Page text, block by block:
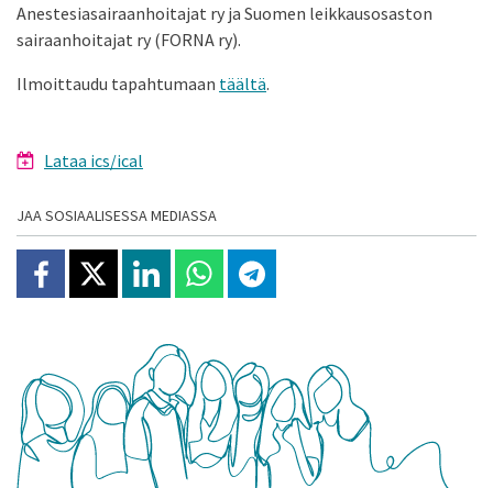
Anestesiasairaanhoitajat ry ja Suomen leikkausosaston
sairaanhoitajat ry (FORNA ry).
Ilmoittaudu tapahtumaan täältä.
Lataa ics/ical
JAA SOSIAALISESSA MEDIASSA
Jaa Facebookissa
Jaa X:ssäJaa Linkedinissä
Jaa Whatsappissa
Jaa Telegramissa